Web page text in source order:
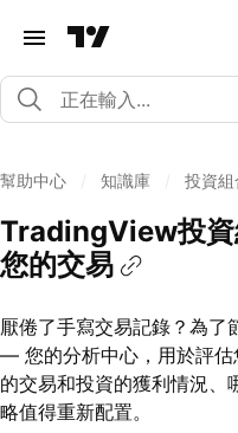
幫助中心 知識庫 投資組
TradingView投資
您的交易
厭倦了手寫交易記錄？為了
— 您的分析中心，用於評估
的交易和投資的獲利情況、
略值得重新配置。